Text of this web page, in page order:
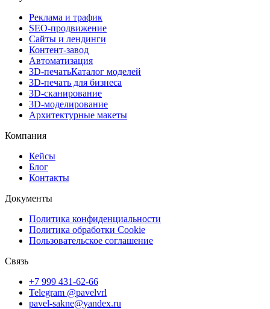
Реклама и трафик
SEO-продвижение
Сайты и лендинги
Контент-завод
Автоматизация
3D-печатьКаталог моделей
3D-печать для бизнеса
3D-сканирование
3D-моделирование
Архитектурные макеты
Компания
Кейсы
Блог
Контакты
Документы
Политика конфиденциальности
Политика обработки Cookie
Пользовательское соглашение
Связь
+7 999 431-62-66
Telegram @pavelvrl
pavel-sakne@yandex.ru